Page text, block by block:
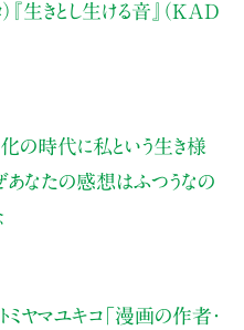
『生きとし生ける音』（KAD
化の時代に私という生き様
あなたの感想はふつうなの
ヤマユキコ「漫画の作者・